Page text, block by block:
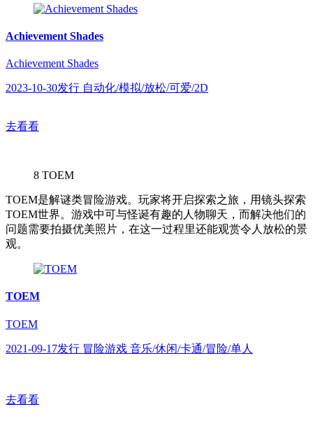
Achievement Shades
Achievement Shades
2023-10-30发行 自动化/模拟/放松/可爱/2D
去看看
8 TOEM
TOEM是解谜类冒险游戏。玩家将开启探索之旅，用镜头探索
TOEM世界。游戏中可与怪诞有趣的人物聊天，而解决他们的
问题需要拍摄优美照片，在这一过程里还能观赏令人放松的景
观。
TOEM
TOEM
2021-09-17发行 冒险游戏 音乐/休闲/卡通/冒险/单人
去看看